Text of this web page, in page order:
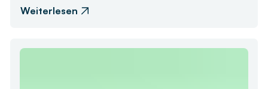
Weiterlesen